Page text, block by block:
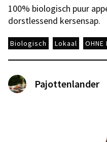
100% biologisch puur
dorstlessend kersensap.
Biologisch Lokaal
Pajottenlander